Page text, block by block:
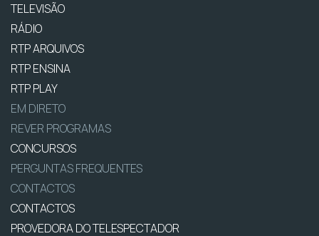
TELEVISÃO
RÁDIO
RTP ARQUIVOS
RTP ENSINA
RTP PLAY
EM DIRETO
REVER PROGRAMAS
CONCURSOS
PERGUNTAS FREQUENTES
CONTACTOS
CONTACTOS
PROVEDORA DO TELESPECTADOR